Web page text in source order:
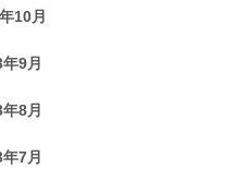
10月
9月
8月
7月